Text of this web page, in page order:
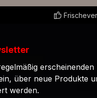
über neue Produkte
werden.